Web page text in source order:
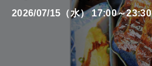
2026/07/15（水） 17:00～23:30